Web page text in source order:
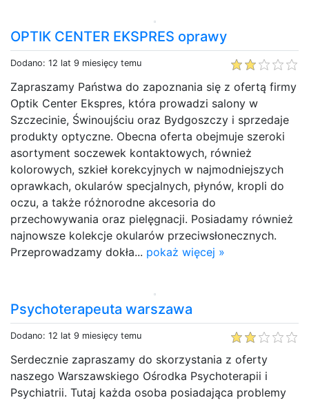
OPTIK CENTER EKSPRES oprawy
Dodano: 12 lat 9 miesięcy temu
Zapraszamy Państwa do zapoznania się z ofertą firmy
Optik Center Ekspres, która prowadzi salony w
Szczecinie, Świnoujściu oraz Bydgoszczy i sprzedaje
produkty optyczne. Obecna oferta obejmuje szeroki
asortyment soczewek kontaktowych, również
kolorowych, szkieł korekcyjnych w najmodniejszych
oprawkach, okularów specjalnych, płynów, kropli do
oczu, a także różnorodne akcesoria do
przechowywania oraz pielęgnacji. Posiadamy również
najnowsze kolekcje okularów przeciwsłonecznych.
Przeprowadzamy dokła... pokaż więcej »
Psychoterapeuta warszawa
Dodano: 12 lat 9 miesięcy temu
Serdecznie zapraszamy do skorzystania z oferty
naszego Warszawskiego Ośrodka Psychoterapii i
Psychiatrii. Tutaj każda osoba posiadająca problemy